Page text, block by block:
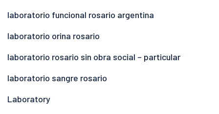
laboratorio funcional rosario argentina
laboratorio orina rosario
laboratorio rosario sin obra social – particular
laboratorio sangre rosario
Laboratory